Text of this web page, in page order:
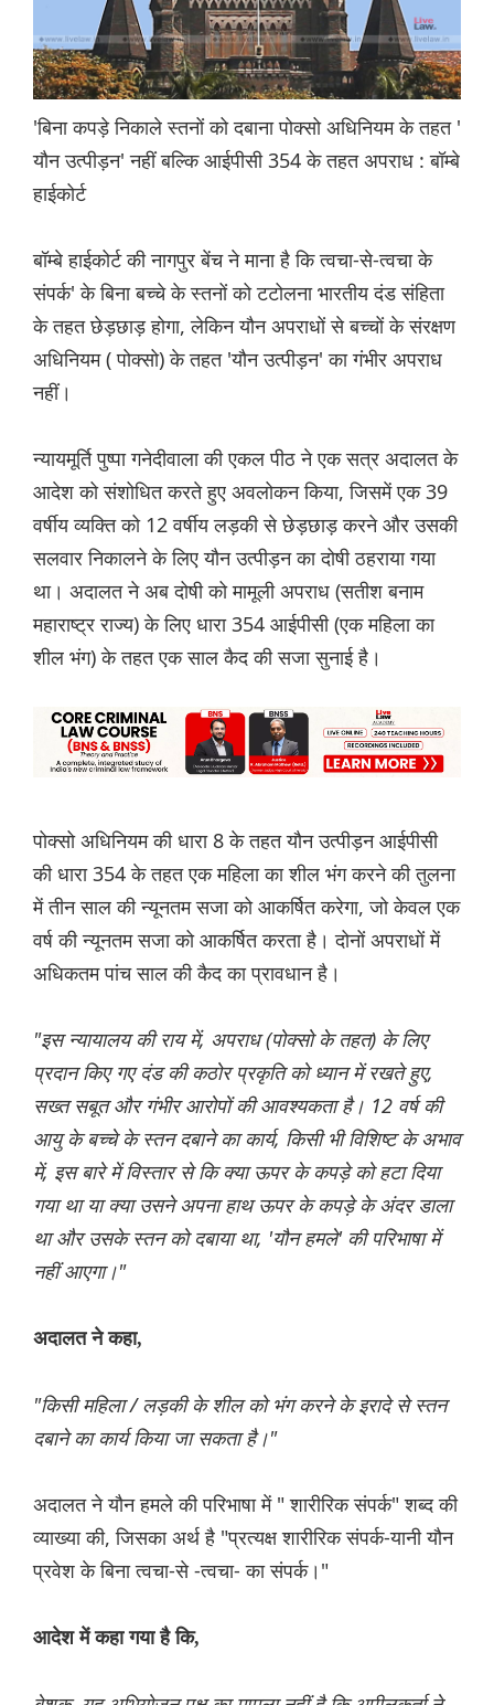
'बिना कपड़े निकाले स्तनों को दबाना पोक्सो अधिनियम के तहत '
यौन उत्पीड़न' नहीं बल्कि आईपीसी 354 के तहत अपराध : बॉम्बे
हाईकोर्ट
बॉम्बे हाईकोर्ट की नागपुर बेंच ने माना है कि त्वचा-से-त्वचा के
संपर्क' के बिना बच्चे के स्तनों को टटोलना भारतीय दंड संहिता
के तहत छेड़छाड़ होगा, लेकिन यौन अपराधों से बच्चों के संरक्षण
अधिनियम ( पोक्सो) के तहत 'यौन उत्पीड़न' का गंभीर अपराध
नहीं।
न्यायमूर्ति पुष्पा गनेदीवाला की एकल पीठ ने एक सत्र अदालत के
आदेश को संशोधित करते हुए अवलोकन किया, जिसमें एक 39
वर्षीय व्यक्ति को 12 वर्षीय लड़की से छेड़छाड़ करने और उसकी
सलवार निकालने के लिए यौन उत्पीड़न का दोषी ठहराया गया
था। अदालत ने अब दोषी को मामूली अपराध (सतीश बनाम
महाराष्ट्र राज्य) के लिए धारा 354 आईपीसी (एक महिला का
शील भंग) के तहत एक साल कैद की सजा सुनाई है।
पोक्सो अधिनियम की धारा 8 के तहत यौन उत्पीड़न आईपीसी
की धारा 354 के तहत एक महिला का शील भंग करने की तुलना
में तीन साल की न्यूनतम सजा को आकर्षित करेगा, जो केवल एक
वर्ष की न्यूनतम सजा को आकर्षित करता है। दोनों अपराधों में
अधिकतम पांच साल की कैद का प्रावधान है।
"इस न्यायालय की राय में, अपराध (पोक्सो के तहत) के लिए
प्रदान किए गए दंड की कठोर प्रकृति को ध्यान में रखते हुए,
सख्त सबूत और गंभीर आरोपों की आवश्यकता है। 12 वर्ष की
आयु के बच्चे के स्तन दबाने का कार्य, किसी भी विशिष्ट के अभाव
में, इस बारे में विस्तार से कि क्या ऊपर के कपड़े को हटा दिया
गया था या क्या उसने अपना हाथ ऊपर के कपड़े के अंदर डाला
था और उसके स्तन को दबाया था, 'यौन हमले' की परिभाषा में
नहीं आएगा।"
अदालत ने कहा,
"किसी महिला / लड़की के शील को भंग करने के इरादे से स्तन
दबाने का कार्य किया जा सकता है।"
अदालत ने यौन हमले की परिभाषा में " शारीरिक संपर्क" शब्द की
व्याख्या की, जिसका अर्थ है "प्रत्यक्ष शारीरिक संपर्क-यानी यौन
प्रवेश के बिना त्वचा-से -त्वचा- का संपर्क।"
आदेश में कहा गया है कि,